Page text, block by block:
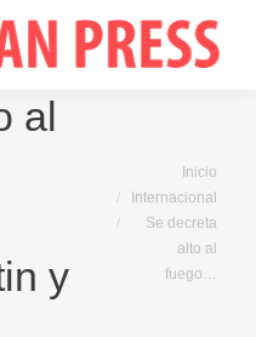
al
y
Inicio
Internacional
Se decreta
alto al
fuego…